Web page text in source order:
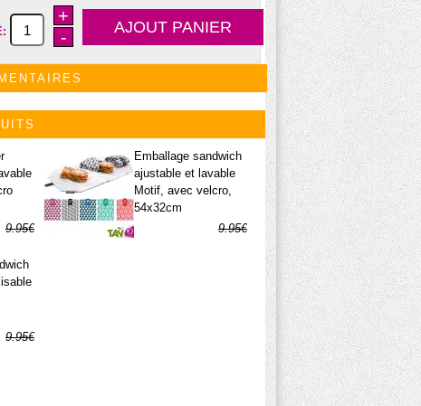
+
-
9.95€
Emballage sandwich
ajustable et lavable
Motif, avec velcro,
54x32cm
9.95€
9.95€